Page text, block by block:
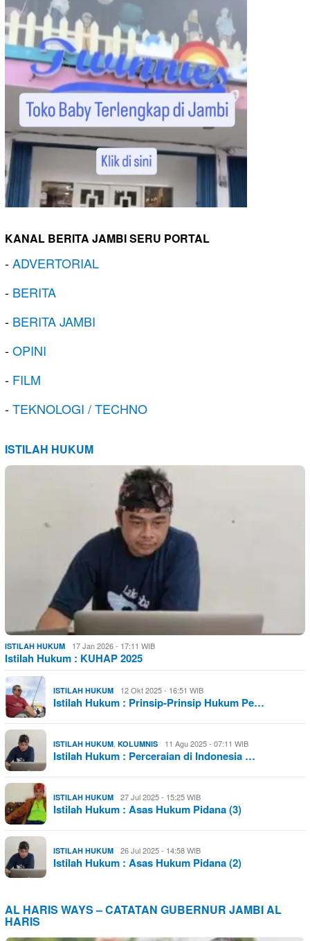
KANAL BERITA JAMBI SERU PORTAL
-ADVERTORIAL
- BERITA
- BERITA JAMBI
-OPINI
- FILM
-TEKNOLOGI / TECHNO
ISTILAH HUKUM
ISTILAH HUKUM 17 Jan 2026 - 17:11 WIB
Istilah Hukum : KUHAP 2025
ISTILAH HUKUM 12 Okt 2025 - 16:51 WIB
Istilah Hukum : Prinsip-Prinsip Hukum Pe…
ISTILAH HUKUM, KOLUMNIS 11 Agu 2025 - 07:11 WIB
Istilah Hukum : Perceraian di Indonesia …
ISTILAH HUKUM 27 Jul 2025 - 15:25 WIB
Istilah Hukum : Asas Hukum Pidana (3)
ISTILAH HUKUM 26 Jul 2025 - 14:58 WIB
Istilah Hukum : Asas Hukum Pidana (2)
AL HARIS WAYS – CATATAN GUBERNUR JAMBI AL
HARIS